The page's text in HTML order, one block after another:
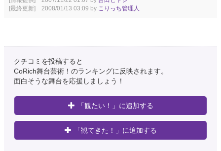
[最終更新] 2008/01/13 03:09 by こりっち管理人
クチコミを投稿すると
CoRich舞台芸術！のランキングに反映されます。
面白そうな舞台を応援しましょう！
「観たい！」に追加する
「観てきた！」に追加する